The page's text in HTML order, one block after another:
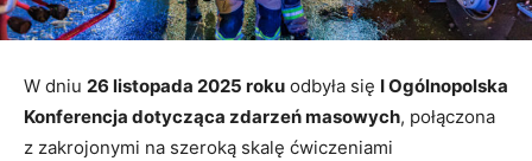
W dniu 26 listopada 2025 roku odbyła się I Ogólnopolska
Konferencja dotycząca zdarzeń masowych, połączona
z zakrojonymi na szeroką skalę ćwiczeniami